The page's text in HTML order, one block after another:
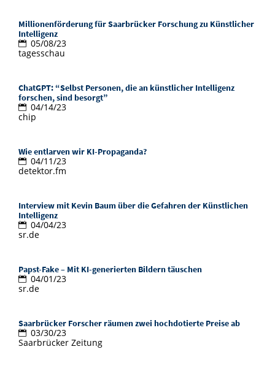
Open Science/Open Access
IT Theme Nights
Ranking
Numbers and Facts
Research Highlights
Prizes, Awards and Grants
SIC Merchandise
Directions
Contacts, Directories, Research Groups
Alumni
Millionenförderung für Saarbrücker Forschung zu Künstlicher
Intelligenz
05/08/23
tagesschau
ChatGPT: “Selbst Personen, die an künstlicher Intelligenz
forschen, sind besorgt”
04/14/23
chip
Wie entlarven wir KI-Propaganda?
04/11/23
detektor.fm
Interview mit Kevin Baum über die Gefahren der Künstlichen
Intelligenz
04/04/23
sr.de
Papst-Fake – Mit KI-generierten Bildern täuschen
04/01/23
sr.de
Saarbrücker Forscher räumen zwei hochdotierte Preise ab
03/30/23
Saarbrücker Zeitung